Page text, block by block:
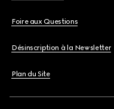
Foire aux Questions
Désinscription à la Newsletter
Plan du Site